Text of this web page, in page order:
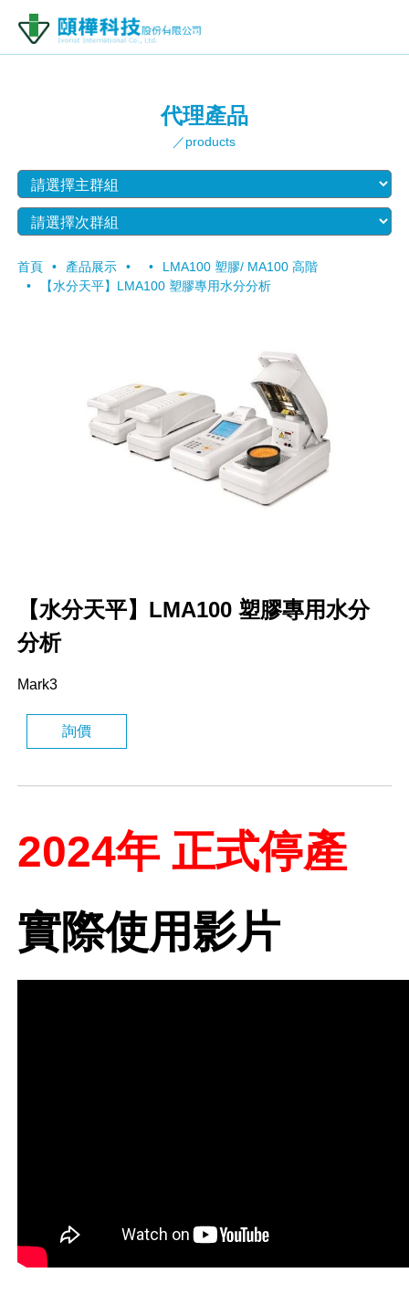
代理產品
／products
首頁 產品展示
LMA100 塑膠/ MA100 高階
【水分天平】LMA100 塑膠專用水分分析
【水分天平】LMA100 塑膠專用水分
分析
Mark3
詢價
2024年 正式停產
實際使用影片